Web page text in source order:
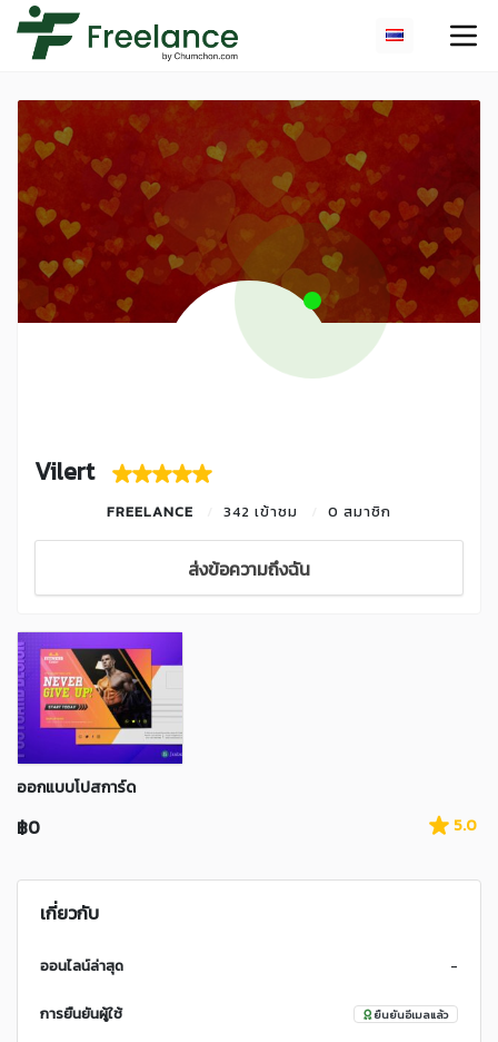
Vilert
FREELANCE 342 เข้าชม 0 สมาชิก
ส่งข้อความถึงฉัน
ออกแบบโปสการ์ด
฿0 5.0
เกี่ยวกับ
ออนไลน์ล่าสุด -
การยืนยันผู้ใช้ ยืนยันอีเมลแล้ว